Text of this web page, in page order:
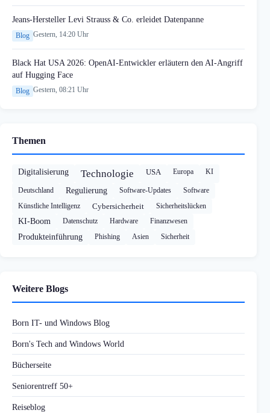
Jeans-Hersteller Levi Strauss & Co. erleidet Datenpanne
Blog Gestern, 14:20 Uhr
Black Hat USA 2026: OpenAI-Entwickler erläutern den AI-Angriff
auf Hugging Face
Blog Gestern, 08:21 Uhr
Themen
Digitalisierung Technologie USA Europa KI
Deutschland Regulierung Software-Updates
Software
Künstliche Intelligenz
Cybersicherheit Sicherheitslücken
KI-Boom Datenschutz Hardware Finanzwesen
Produkteinführung Phishing Asien Sicherheit
Weitere Blogs
Born IT- und Windows Blog
Born's Tech and Windows World
Bücherseite
Seniorentreff 50+
Reiseblog